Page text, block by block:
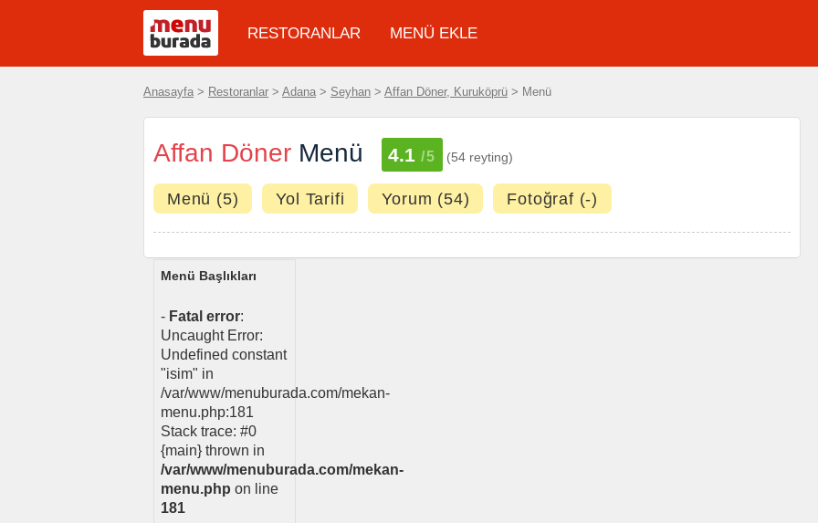
RESTORANLAR MENÜ EKLE
Anasayfa > Restoranlar > Adana > Seyhan > Affan Döner, Kuruköprü > Menü
Affan Döner Menü 4.1 /5 (54 reyting)
Menü (5) Yol Tarifi Yorum (54) Fotoğraf (-)
Menü Başlıkları
- Fatal error:
Uncaught Error:
Undefined constant
"isim" in
/var/www/menuburada.com/mekan-
menu.php:181
Stack trace: #0
{main} thrown in
/var/www/menuburada.com/mekan-
menu.php on line
181